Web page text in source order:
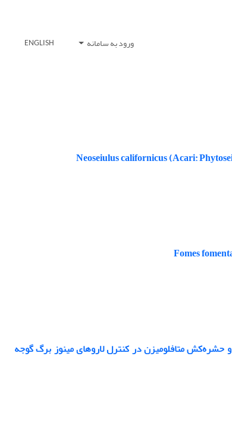
ورود به سامانه ENGLISH
برهم‌کنش بین جدایه بومی نماتد بیماری‌زای حشرات، Steinernema carpocapsae IRMoghan 1 و حشره‌کش متافلومیزن در کنترل لاروهای مینوز برگ گوجه